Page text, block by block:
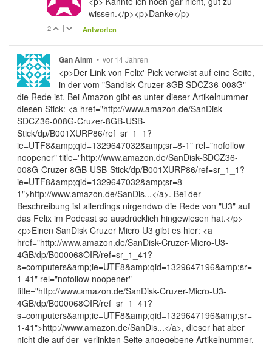
wissen.</p><p>Danke</p>
2 | Antworten
Gan Ainm • vor 14 Jahren
<p>Der Link von Felix' Pick verweist auf eine Seite,
in der vom "Sandisk Cruzer 8GB SDCZ36-008G"
die Rede ist. Bei Amazon gibt es unter dieser Artikelnummer
diesen Stick: <a href="http://www.amazon.de/SanDisk-
SDCZ36-008G-Cruzer-8GB-USB-
Stick/dp/B001XURP86/ref=sr_1_1?
ie=UTF8&amp;qid=1329647032&amp;sr=8-1" rel="nofollow
noopener" title="http://www.amazon.de/SanDisk-SDCZ36-
008G-Cruzer-8GB-USB-Stick/dp/B001XURP86/ref=sr_1_1?
ie=UTF8&amp;qid=1329647032&amp;sr=8-
1">http://www.amazon.de/SanDis...</a>. Bei der
Beschreibung ist allerdings nirgendwo die Rede von "U3" auf
das Felix im Podcast so ausdrücklich hingewiesen hat.</p>
<p>Einen SanDisk Cruzer Micro U3 gibt es hier: <a
href="http://www.amazon.de/SanDisk-Cruzer-Micro-U3-
4GB/dp/B000068OIR/ref=sr_1_41?
s=computers&amp;ie=UTF8&amp;qid=1329647196&amp;sr=
1-41" rel="nofollow noopener"
title="http://www.amazon.de/SanDisk-Cruzer-Micro-U3-
4GB/dp/B000068OIR/ref=sr_1_41?
s=computers&amp;ie=UTF8&amp;qid=1329647196&amp;sr=
1-41">http://www.amazon.de/SanDis...</a>, dieser hat aber
nicht die auf der verlinkten Seite angegebene Artikelnummer.